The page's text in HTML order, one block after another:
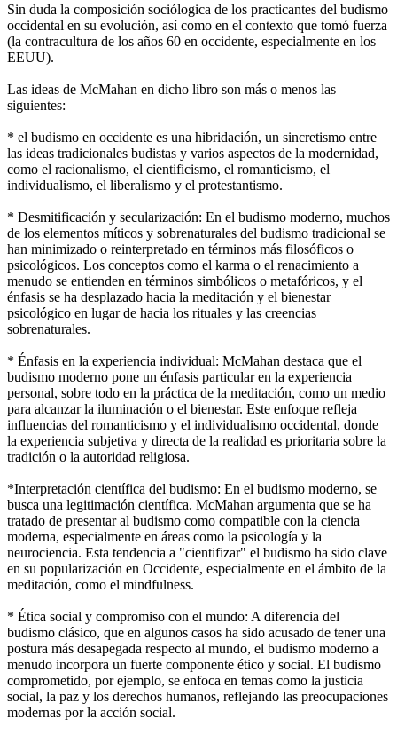
Sin duda la composición sociólogica de los practicantes del budismo
occidental en su evolución, así como en el contexto que tomó fuerza
(la contracultura de los años 60 en occidente, especialmente en los
EEUU).
Las ideas de McMahan en dicho libro son más o menos las
siguientes:
* el budismo en occidente es una hibridación, un sincretismo entre
las ideas tradicionales budistas y varios aspectos de la modernidad,
como el racionalismo, el cientificismo, el romanticismo, el
individualismo, el liberalismo y el protestantismo.
* Desmitificación y secularización: En el budismo moderno, muchos
de los elementos míticos y sobrenaturales del budismo tradicional se
han minimizado o reinterpretado en términos más filosóficos o
psicológicos. Los conceptos como el karma o el renacimiento a
menudo se entienden en términos simbólicos o metafóricos, y el
énfasis se ha desplazado hacia la meditación y el bienestar
psicológico en lugar de hacia los rituales y las creencias
sobrenaturales.
* Énfasis en la experiencia individual: McMahan destaca que el
budismo moderno pone un énfasis particular en la experiencia
personal, sobre todo en la práctica de la meditación, como un medio
para alcanzar la iluminación o el bienestar. Este enfoque refleja
influencias del romanticismo y el individualismo occidental, donde
la experiencia subjetiva y directa de la realidad es prioritaria sobre la
tradición o la autoridad religiosa.
*Interpretación científica del budismo: En el budismo moderno, se
busca una legitimación científica. McMahan argumenta que se ha
tratado de presentar al budismo como compatible con la ciencia
moderna, especialmente en áreas como la psicología y la
neurociencia. Esta tendencia a "cientifizar" el budismo ha sido clave
en su popularización en Occidente, especialmente en el ámbito de la
meditación, como el mindfulness.
* Ética social y compromiso con el mundo: A diferencia del
budismo clásico, que en algunos casos ha sido acusado de tener una
postura más desapegada respecto al mundo, el budismo moderno a
menudo incorpora un fuerte componente ético y social. El budismo
comprometido, por ejemplo, se enfoca en temas como la justicia
social, la paz y los derechos humanos, reflejando las preocupaciones
modernas por la acción social.